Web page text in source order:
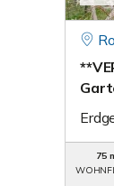
75